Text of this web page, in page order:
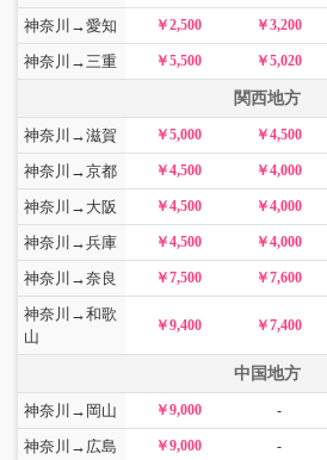
神奈川→愛知 ￥2,500 ￥3,200
神奈川→三重 ￥5,500 ￥5,020
関西地方
神奈川→滋賀 ￥5,000 ￥4,500
神奈川→京都 ￥4,500 ￥4,000
神奈川→大阪 ￥4,500 ￥4,000
神奈川→兵庫 ￥4,500 ￥4,000
神奈川→奈良 ￥7,500 ￥7,600
神奈川→和歌
山
￥9,400 ￥7,400
中国地方
神奈川→岡山 ￥9,000 -
神奈川→広島 ￥9,000 -